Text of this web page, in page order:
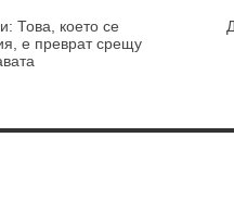
Това, което се
е преврат срещу